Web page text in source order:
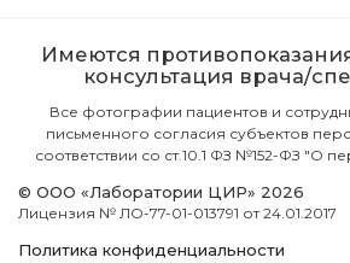
Имеются
консультация врача/
Все фотографии пациентов и
письменного согласия субъектов
соответствии со ст.10.1 ФЗ №152-ФЗ "О
© ООО «Лаборатории ЦИР» 2026
Лицензия № ЛО-77-01-013791 от 24.01.2017
Политика конфиденциальности